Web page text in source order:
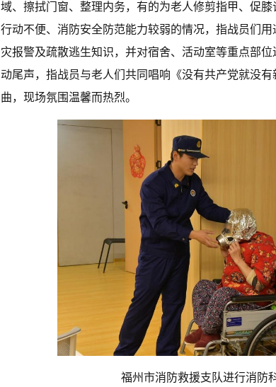
域、擦拭门窗、整理内务，有的为老人修剪指甲、促
行动不便、消防安全防范能力较弱的情况，指战员们
灾报警及疏散逃生知识，并对宿舍、活动室等重点部
动尾声，指战员与老人们共同唱响《没有共产党就没
曲，现场氛围温馨而热烈。
福州市消防救援支队进行消防